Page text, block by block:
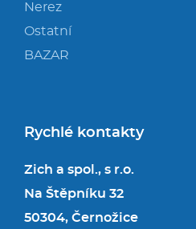
Nerez
Ostatní
BAZAR
Rychlé kontakty
Zich a spol., s r.o.
Na Štěpníku 32
50304, Černožice